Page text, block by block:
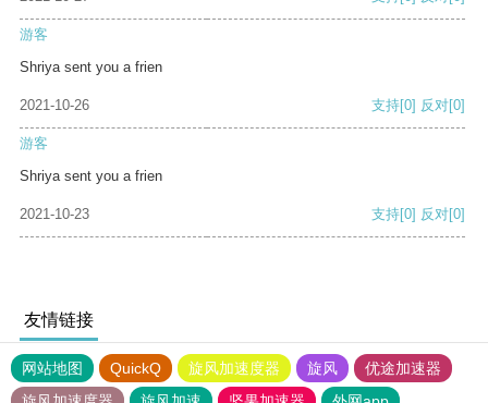
游客
Shriya sent you a frien
2021-10-26 支持[0] 反对[0]
游客
Shriya sent you a frien
2021-10-23 支持[0] 反对[0]
友情链接
网站地图 QuickQ 旋风加速度器 旋风
优途加速器